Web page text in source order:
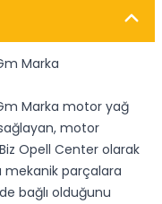
Marka
Marka motor yağ
motor
Opell Center olarak
mekanik parçalara
bağlı olduğunu